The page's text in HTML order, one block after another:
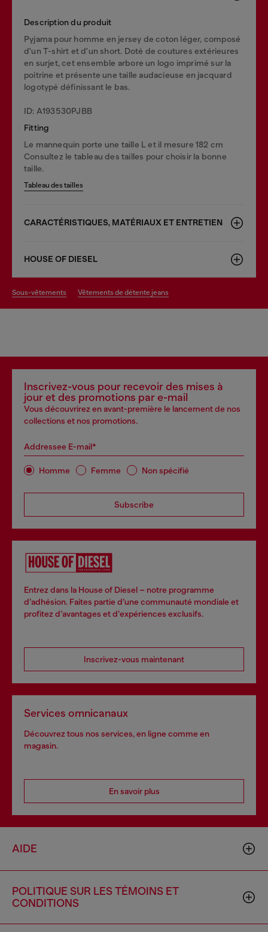
Description du produit
Pyjama pour homme en jersey de coton léger, composé
d'un T-shirt et d'un short. Doté de coutures extérieures
en surjet, cet ensemble arbore un logo imprimé sur la
poitrine et présente une taille audacieuse en jacquard
logotypé définissant le bas.
ID: A193530PJBB
Fitting
Le mannequin porte une taille L et il mesure 182 cm
Consultez le tableau des tailles pour choisir la bonne
taille.
Tableau des tailles
CARACTÉRISTIQUES, MATÉRIAUX ET ENTRETIEN
HOUSE OF DIESEL
sous-vêtements vêtements de détente jeans
Inscrivez-vous pour recevoir des mises à
jour et des promotions par e-mail
Vous découvrirez en avant-première le lancement de nos
collections et nos promotions.
Addressee E-mail*
Homme Femme Non spécifié
Subscribe
Entrez dans la House of Diesel – notre programme
d’adhésion. Faites partie d’une communauté mondiale et
profitez d’avantages et d’expériences exclusifs.
Inscrivez-vous maintenant
Services omnicanaux
Découvrez tous nos services, en ligne comme en
magasin.
En savoir plus
AIDE
POLITIQUE SUR LES TÉMOINS ET
CONDITIONS